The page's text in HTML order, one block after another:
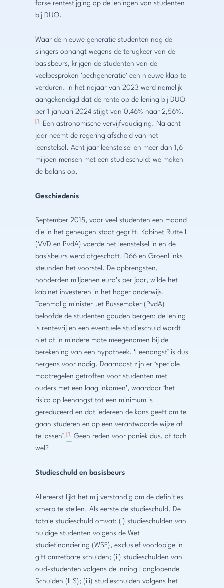
forse rentestijging op de leningen van studenten
bij DUO.
Waar de nieuwe generatie studenten nog de
slingers ophangt wegens de terugkeer van de
basisbeurs, krijgen de studenten van de
veelbesproken ‘pechgeneratie’ een nieuwe klap te
verduren. In het najaar van 2023 werd namelijk
aangekondigd dat de rente op de lening bij DUO
per 1 januari 2024 stijgt van 0,46% naar 2,56%.
[1]
Een astronomische vervijfvoudiging. Na acht
jaar neemt de regering afscheid van het
leenstelsel. Acht jaar leenstelsel en meer dan 1,6
miljoen mensen met een studieschuld: we maken
de balans op.
Geschiedenis
September 2015, voor veel studenten een maand
die in het geheugen staat gegrift. Kabinet Rutte II
(VVD en PvdA) voerde het leenstelsel in en de
basisbeurs werd afgeschaft. D66 en GroenLinks
steunden het voorstel. De opbrengsten,
honderden miljoenen euro’s per jaar, wilde het
kabinet investeren in het hoger onderwijs.
Toenmalig minister Jet Bussemaker (PvdA)
beloofde de studenten gouden bergen: de lening
is rentevrij en een eventuele studieschuld wordt
niet of in mindere mate meegenomen bij de
berekening van een hypotheek. ‘Leenangst’ is dus
nergens voor nodig. Daarnaast zijn er ‘speciale
maatregelen getroffen voor studenten met
ouders met een laag inkomen’, waardoor ‘het
risico op leenangst tot een minimum is
gereduceerd en dat iedereen de kans geeft om te
gaan studeren en op een verantwoorde wijze af
te lossen’. [1]
Geen reden voor paniek dus, of toch
wel?
Studieschuld en basisbeurs
Allereerst lijkt het mij verstandig om de definities
scherp te stellen. Als eerste de studieschuld. De
totale studieschuld omvat: (i) studieschulden van
huidige studenten volgens de Wet
studiefinanciering (WSF), exclusief voorlopige in
gift omzetbare schulden; (ii) studieschulden van
oud-studenten volgens de Inning Langlopende
Schulden (ILS); (iii) studieschulden volgens het